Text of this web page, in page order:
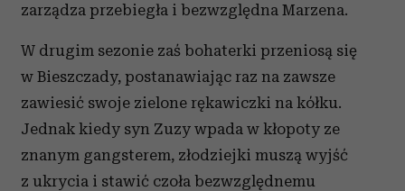
zarządza przebiegła i bezwzględna Marzena.
W drugim sezonie zaś bohaterki przeniosą się
w Bieszczady, postanawiając raz na zawsze
zawiesić swoje zielone rękawiczki na kółku.
Jednak kiedy syn Zuzy wpada w kłopoty ze
znanym gangsterem, złodziejki muszą wyjść
z ukrycia i stawić czoła bezwzględnemu